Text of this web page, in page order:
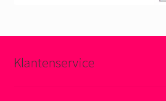
Klantenservice